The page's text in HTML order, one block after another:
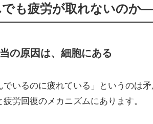
も疲労が取れないの
の原因は、細胞にある
でいるのに疲れている」というのは
労回復のメカニズムにあります。